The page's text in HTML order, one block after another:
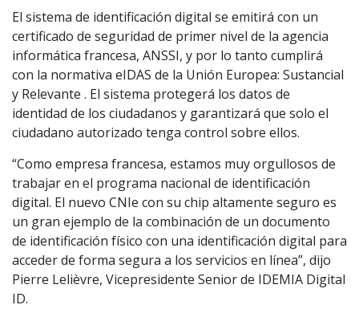
El sistema de identificación digital se emitirá con un
certificado de seguridad de primer nivel de la agencia
informática francesa, ANSSI, y por lo tanto cumplirá
con la normativa eIDAS de la Unión Europea: Sustancial
y Relevante . El sistema protegerá los datos de
identidad de los ciudadanos y garantizará que solo el
ciudadano autorizado tenga control sobre ellos.
“Como empresa francesa, estamos muy orgullosos de
trabajar en el programa nacional de identificación
digital. El nuevo CNIe con su chip altamente seguro es
un gran ejemplo de la combinación de un documento
de identificación físico con una identificación digital para
acceder de forma segura a los servicios en línea”, dijo
Pierre Lelièvre, Vicepresidente Senior de IDEMIA Digital
ID.